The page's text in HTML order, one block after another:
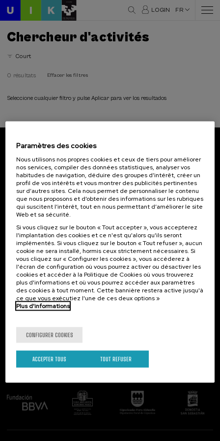
LOGIN FR
Chercheur d'activités
Court
0 résultats Effacer les filtres
Seleccione cualquier filtro y pulse Aplicar para ver los resultados
Inscrivez-vous pour être le premier à recevoir les
actualités de l'UIK.
S'abonner
Contact
Palacio Miramar
Paseo de Miraconcha, 48
20007 Donostia / San Sebastián
Gipuzkoa, Spain
Contactez-nous!
Intéressant...
Activités précédentes
Suivez-nous
Paramètres des cookies
Nous utilisons nos propres cookies et ceux de tiers pour améliorer
nos services, compiler des données statistiques, analyser vos
habitudes de navigation, déduire des groupes d’intérêt, créer un
profil de vos intérêts et vous montrer des publicités pertinentes
sur d’autres sites. Cela nous permet de personnaliser le contenu
que nous proposons et d’obtenir des informations sur les rubriques
qui suscitent l’intérêt, tout en nous permettant d’améliorer le site
Web et sa sécurité.
Si vous cliquez sur le bouton « Tout accepter », vous accepterez
l'implantation des cookies et ce n'est qu'alors qu'ils seront
implémentés. Si vous cliquez sur le bouton « Tout refuser », aucun
cookie ne sera installé, hormis ceux strictement nécessaires. Si
vous cliquez sur « Configurer les cookies », vous accéderez à
l'écran de configuration où vous pourrez activer ou désactiver les
cookies et accéder à la Politique de Cookies où vous trouverez
plus d'informations et où vous pourrez accéder aux paramètres
des cookies à tout moment. Cette bannière restera active jusqu'à
ce que vous exécutiez l'une de ces deux options »
Plus d'informations
CONFIGURER COOKIES
TOUT REFUSER
ACCEPTER TOUS